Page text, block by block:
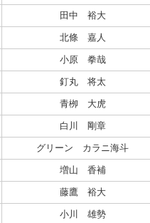
田中 裕大
北條 嘉人
小原 拳哉
釘丸 将太
青栁 大虎
白川 剛章
グリーン カラニ海斗
増山 香補
藤鷹 裕大
小川 雄勢